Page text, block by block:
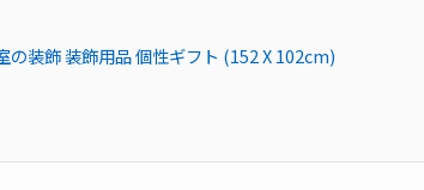
の装飾 装飾用品 個性ギフト (152 X 102cm)